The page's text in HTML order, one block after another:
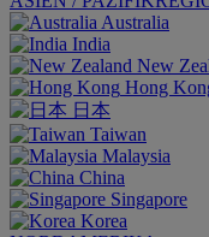
Australia
India
New
Hong
日本
Taiwan
Malaysia
China
Singapore
Korea